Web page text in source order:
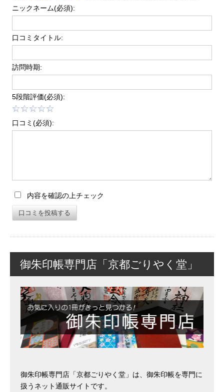
ニックネーム(必須):
口コミタイトル:
訪問時期:
5段階評価(必須):
口コミ(必須):
内容を確認の上チェック
口コミを投稿する
御朱印帳専門店「京都ごりやく堂」
御朱印帳専門店「京都ごりやく堂」は、御朱印帳を専門に
扱うネット通販サイトです。